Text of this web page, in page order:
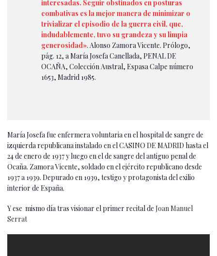
interesadas. Seguir obstinados en posturas
combativas es la mejor manera de minimizar o
trivializar el episodio de la guerra civil, que,
indudablemente, tuvo su grandeza y su limpia
generosidad». Alonso Zamora Vicente. Prólogo,
pág. 12, a María Josefa Canellada, PENAL DE
OCAÑA, Colección Austral, Espasa Calpe número
1653, Madrid 1985.
María Josefa fue enfermera voluntaria en el hospital de sangre de
izquierda republicana instalado en el CASINO DE MADRID hasta el
24 de enero de 1937 y luego en el de sangre del antiguo penal de
Ocaña. Zamora Vicente, soldado en el ejército republicano desde
1937 a 1939. Depurado en 1939, testigo y protagonista del exilio
interior de España.
Y ese mismo día tras visionar el primer recital de Joan Manuel
Serrat